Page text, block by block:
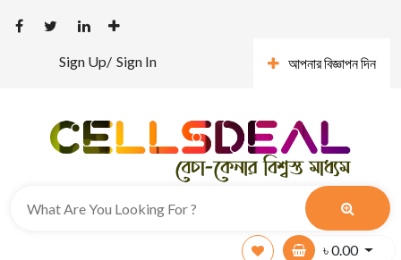
Sign Up/ Sign In আপনার বিজ্ঞাপন দিন
৳0.00